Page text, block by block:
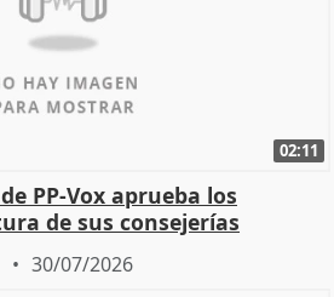
02:11
PP-Vox aprueba los
de sus consejerías
30/07/2026